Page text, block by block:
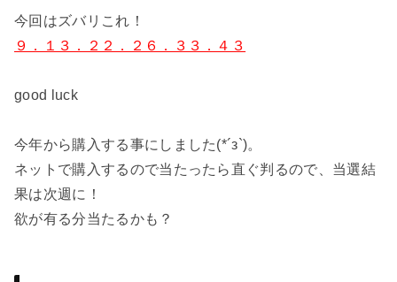
今回はズバリこれ！
９．１３．２２．２６．３３．４３
good luck
今年から購入する事にしました(*´з`)。
ネットで購入するので当たったら直ぐ判るので、当選結
果は次週に！
欲が有る分当たるかも？